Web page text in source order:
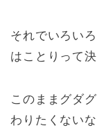
それでいろい
はことりって
このままグダ
わりたくない